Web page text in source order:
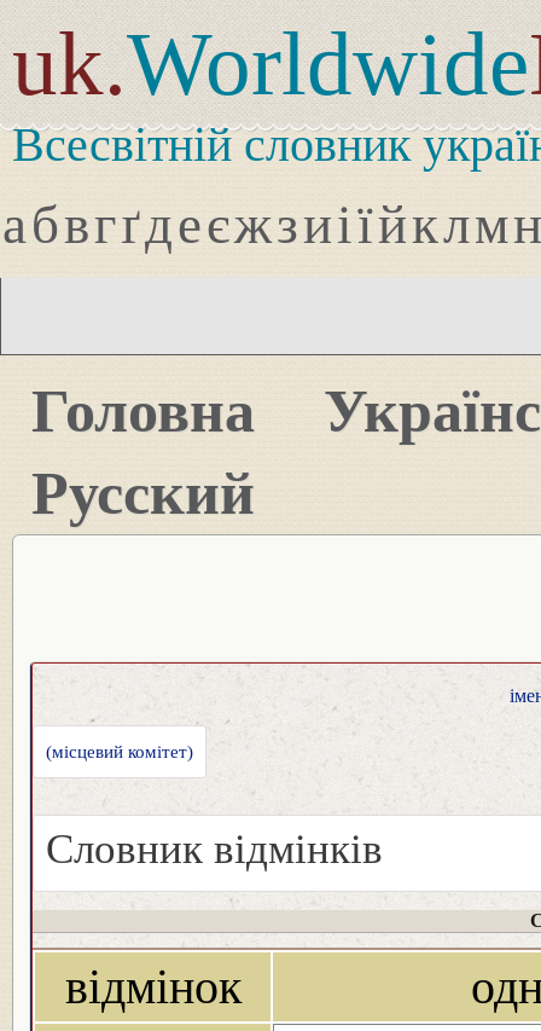
uk.Worldwide
Всесвітній словник
абвгґдеєжзиіїйклмн
Головна
Русский
(місцевий комітет)
Словник відмінків
відмінок